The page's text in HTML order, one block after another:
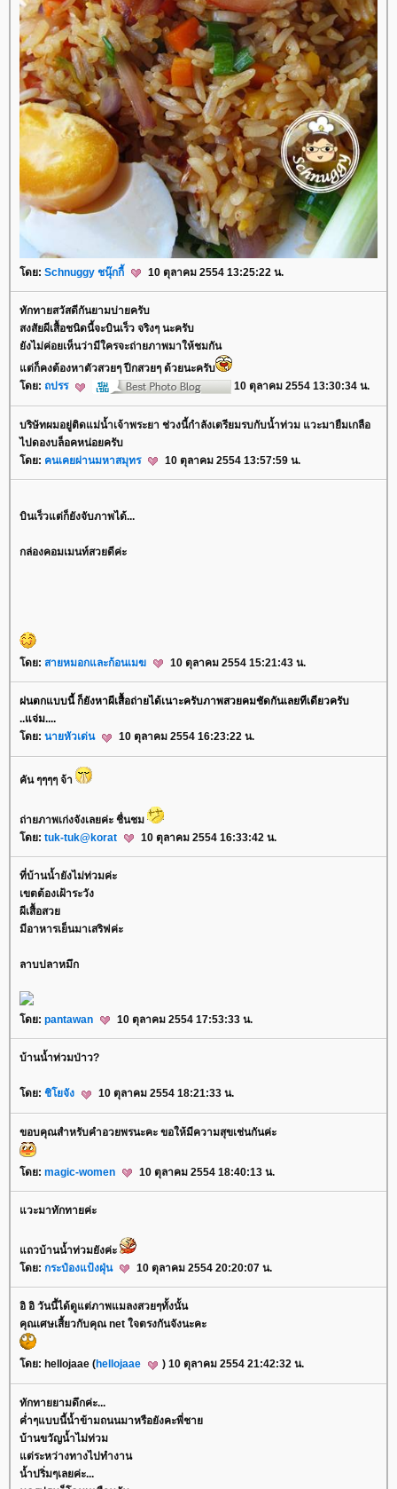
ดย: Schnuggy ชนุ๊กกี้ 10 ตุลาคม 2554 13:25:22 น.
ทักทายสวัสดีกันยามบ่ายครับ
สงสัยผีเสื้อชนิดนี้จะบินเร็ว จริงๆ นะครับ
ังไม่ค่อยเห็นว่ามีใครจะถ่ายภาพมาให้ชมกัน
ต่ก็คงต้องหาตัวสวยๆ ปีกสวยๆ ด้วยนะครับ
ดย: ถปรร 10 ตุลาคม 2554 13:30:34 น.
บริษัทผมอยู่ติดแม่น้ำเจ้าพระยา ช่วงนี้กำลังเตรียมรบกับน้ำท่วม แวะมายืมเกลือ
ไปดองบล็อคหน่อยครับ
ดย: คนเคยผ่านมหาสมุทร 10 ตุลาคม 2554 13:57:59 น.
บินเร็วแต่ก็ยังจับภาพได้...
กล่องคอมเมนท์สวยดีค่ะ
ดย: สายหมอกและก้อนเมฆ 10 ตุลาคม 2554 15:21:43 น.
ฝนตกแบบนี้ ก็ยังหาผีเสื้อถ่ายได้เนาะครับภาพสวคมชัดกันเลยทีเดียวครับ
..แจ่ม....
ดย: นายหัวเด่น 10 ตุลาคม 2554 16:23:22 น.
คัน ๆๆๆๆ จ้า
ถ่ายภาพเก่งจังเลยค่ะ ชื่นชม
ดย: tuk-tuk@korat 10 ตุลาคม 2554 16:33:42 น.
ที่บ้านน้ำยังไม่ท่วมค่ะ
เขตต้องเฝ้าระวัง
ผีเสื้อสว
มีอาหารเย็นมาเสริฟค่ะ
ลาบปลาหมึก
ดย: pantawan 10 ตุลาคม 2554 17:53:33 น.
บ้านน้ำท่วมป่าว?
ดย: ชิโยจัง 10 ตุลาคม 2554 18:21:33 น.
ขอบคุณสำหรับคำอวยพรนะคะ ขอให้มีความสุขเช่นกันค่ะ
ดย: magic-women 10 ตุลาคม 2554 18:40:13 น.
วะมาทักทายค่ะ
ถวบ้านน้ำท่วมยังค่ะ
ดย: กระป๋องแป้งฝุ่น 10 ตุลาคม 2554 20:20:07 น.
อิ อิ วันนี้ได้ดูแต่ภาพแมลงสวยๆทั้งนั้น
คุณเศษเสี้ยวกับคุณ net ใจตรงกันจังนะคะ
ดย: hellojaae (hellojaae ) 10 ตุลาคม 2554 21:42:32 น.
ทักทายยามดึกค่ะ...
ค่ำๆแบบนี้น้ำข้ามถนนมาหรือยังคะพี่ชา
บ้านขวัญน้ำไม่ท่วม
ต่ระหว่างทางไปทำงาน
น้ำปริ่มๆเลยค่ะ...